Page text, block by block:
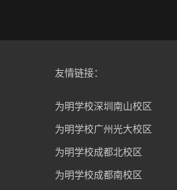
友情链接：
为明学校深圳南山校区
为明学校广州光大校区
为明学校成都北校区
为明学校成都南校区